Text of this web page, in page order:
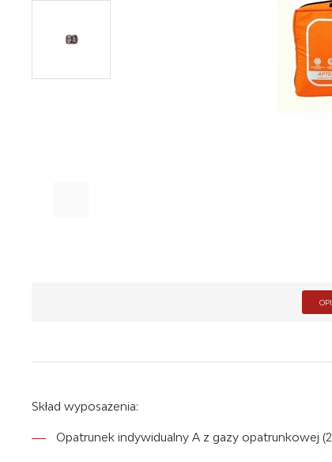
Skład wyposażenia:
Opatrunek indywidualny A z gazy opatrunkowej